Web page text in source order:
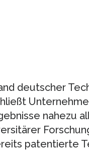
deutscher
nahezu
patentierte